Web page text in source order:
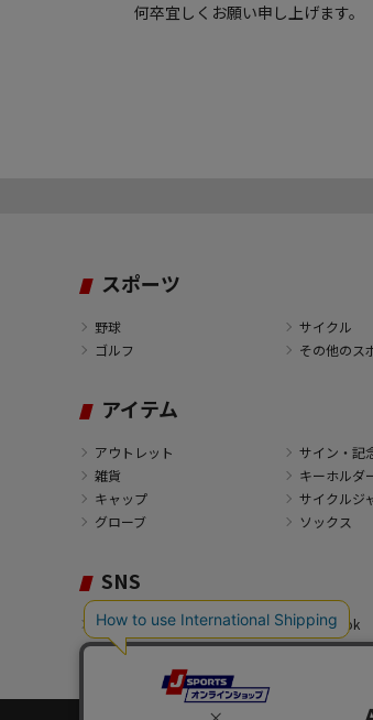
何卒宜しくお願い申し上げます。
スポーツ
野球 サイクル
ゴルフ
その他のス
アイテム
アウトレット サイン・記
雑貨
キーホルダ
キャップ
サイクルジ
グローブ
ソックス
SNS
X Facebook